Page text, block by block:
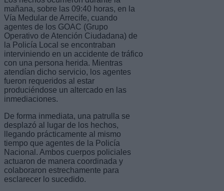
mañana, sobre las 09:40 horas, en la
Vía Medular de Arrecife, cuando
agentes de los GOAC (Grupo
Operativo de Atención Ciudadana) de
la Policía Local se encontraban
interviniendo en un accidente de tráfico
con una persona herida. Mientras
atendían dicho servicio, los agentes
fueron requeridos al estar
produciéndose un altercado en las
inmediaciones.
De forma inmediata, una patrulla se
desplazó al lugar de los hechos,
llegando prácticamente al mismo
tiempo que agentes de la Policía
Nacional. Ambos cuerpos policiales
actuaron de manera coordinada y
colaboraron estrechamente para
esclarecer lo sucedido.